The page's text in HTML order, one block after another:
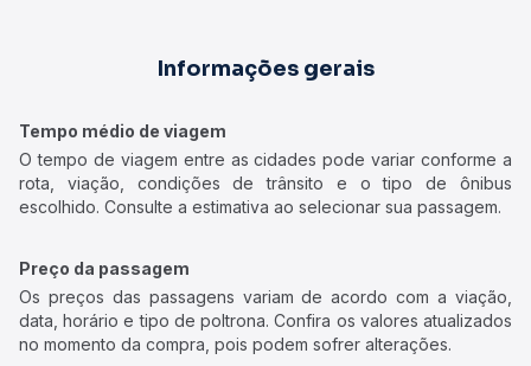
Informações gerais
Tempo médio de viagem
O tempo de viagem entre as cidades pode variar conforme a
rota, viação, condições de trânsito e o tipo de ônibus
escolhido. Consulte a estimativa ao selecionar sua passagem.
Preço da passagem
Os preços das passagens variam de acordo com a viação,
data, horário e tipo de poltrona. Confira os valores atualizados
no momento da compra, pois podem sofrer alterações.